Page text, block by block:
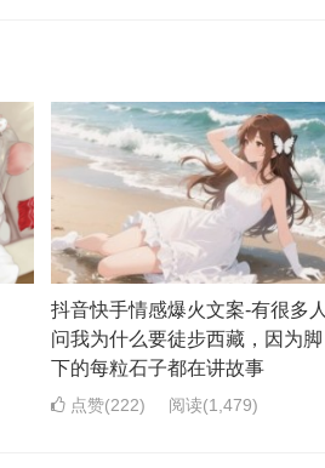
抖音快手情感爆火文案-有很多人
问我为什么要徒步西藏，因为脚
下的每粒石子都在讲故事
点赞(222) 阅读(1,479)